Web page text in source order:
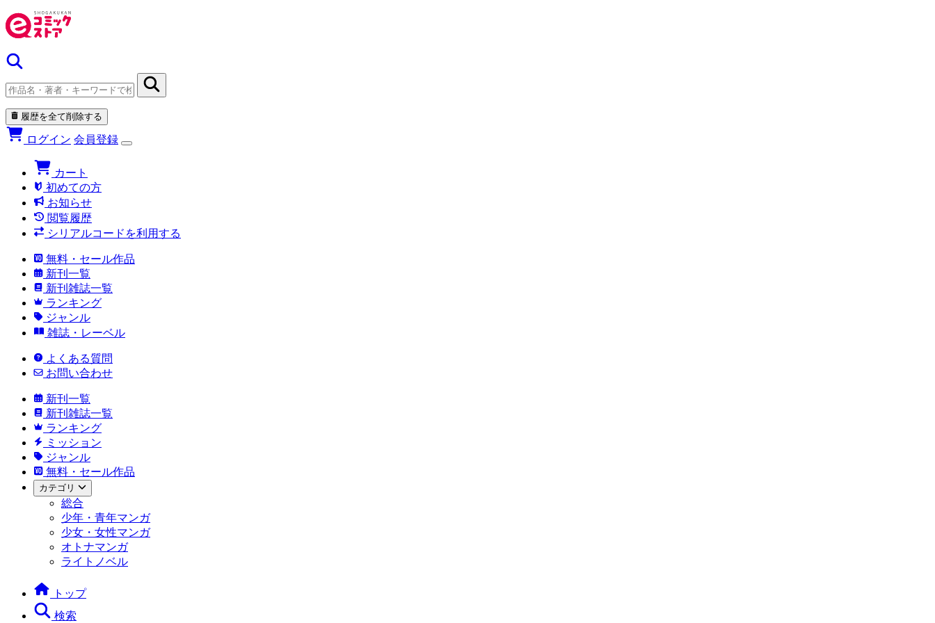
履歴を全て削除する
ログイン 会員登録
カート
初めての方
お知らせ
閲覧履歴
シリアルコードを利用する
無料・セール作品
新刊一覧
新刊雑誌一覧
ランキング
ジャンル
雑誌・レーベル
よくある質問
お問い合わせ
新刊一覧
新刊雑誌一覧
ランキング
ミッション
ジャンル
無料・セール作品
カテゴリ
総合
少年・青年マンガ
少女・女性マンガ
オトナマンガ
ライトノベル
トップ
検索